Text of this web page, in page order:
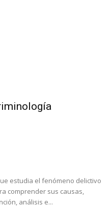
estudia el fenómeno delictivo
comprender sus causas,
análisis e...